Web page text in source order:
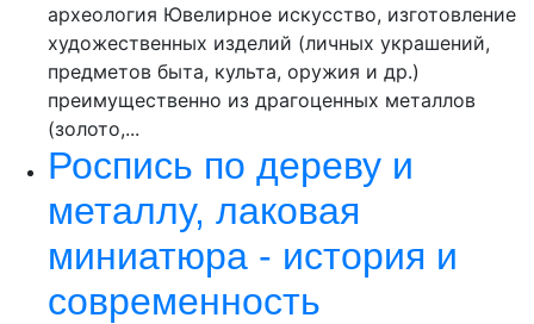
археология Ювелирное искусство, изготовление
художественных изделий (личных украшений,
предметов быта, культа, оружия и др.)
преимущественно из драгоценных металлов
(золото,...
Роспись по дереву и
металлу, лаковая
миниатюра - история и
современность